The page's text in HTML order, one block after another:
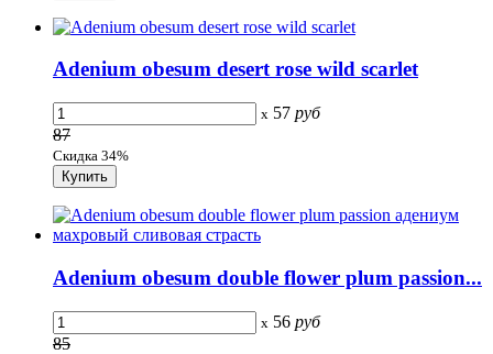
Adenium obesum desert rose wild scarlet
x 57 руб
87
Скидка 34%
Adenium obesum double flower plum passion...
x 56 руб
85